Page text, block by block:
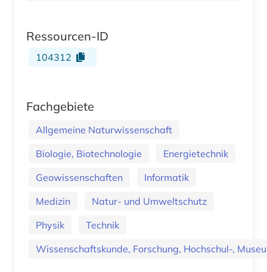
Ressourcen-ID
104312
Fachgebiete
Allgemeine Naturwissenschaft
Biologie, Biotechnologie
Energietechnik
Geowissenschaften
Informatik
Medizin
Natur- und Umweltschutz
Physik
Technik
Wissenschaftskunde, Forschung, Hochschul-,